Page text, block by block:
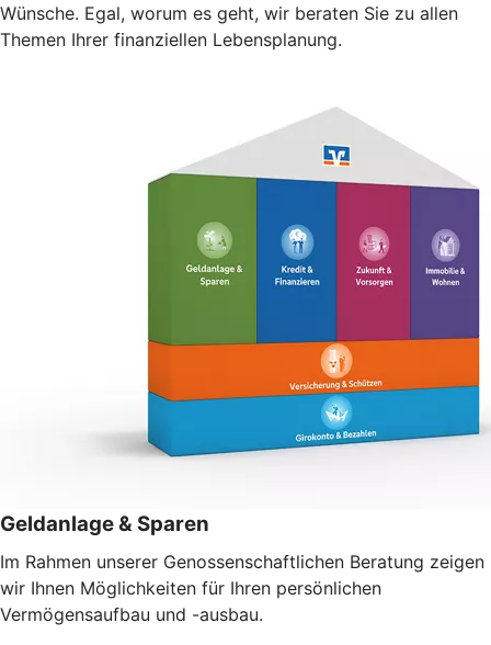
Wünsche. Egal, worum es geht, wir beraten Sie zu allen
Themen Ihrer finanziellen Lebensplanung.
Geldanlage & Sparen
Im Rahmen unserer Genossenschaftlichen Beratung zeigen
wir Ihnen Möglichkeiten für Ihren persönlichen
Vermögensaufbau und -ausbau.